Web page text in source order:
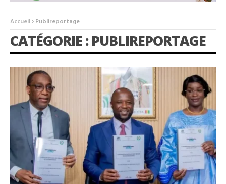
Accueil Publireportage
CATÉGORIE : PUBLIREPORTAGE